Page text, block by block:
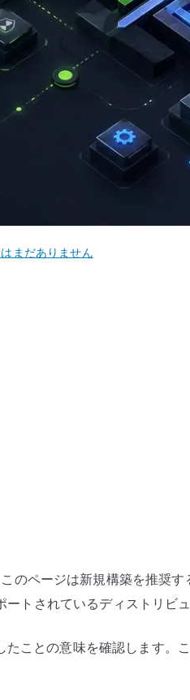
まだありません
ページは新規構築を推奨
トされているディストリビ
ことの意味を確認します。